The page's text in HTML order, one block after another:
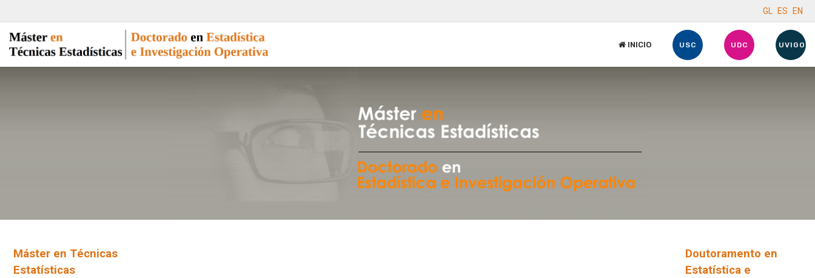
GL ES EN
INICIO USC UDC UVIGO
Máster en Técnicas
Estatísticas
Doutoramento en
Estatística e